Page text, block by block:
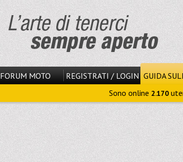
FORUM MOTO REGISTRATI / LOGIN GUIDA
Sono online 2.170